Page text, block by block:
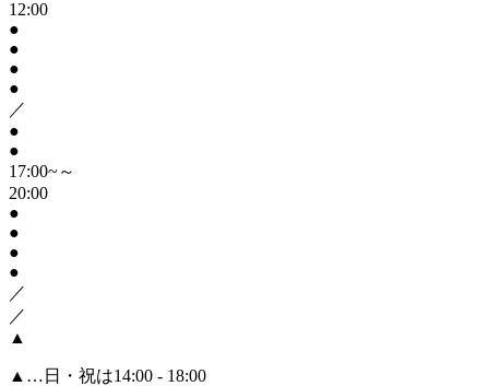
12:00
●
●
●
●
／
●
●
17:00~～
20:00
●
●
●
●
／
／
▲
▲ …日・祝は14:00 - 18:00